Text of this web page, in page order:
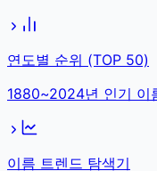
연도별 순위 (TOP 50)
1880~2024년 인기 이
이름 트렌드 탐색기